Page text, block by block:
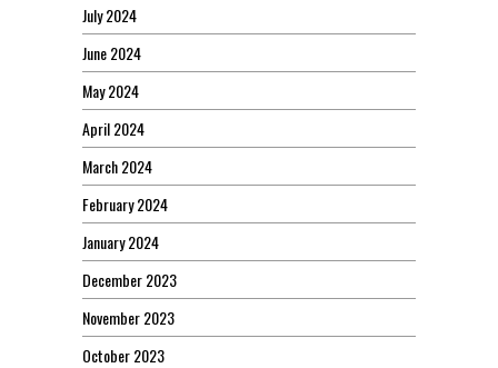
July 2024
June 2024
May 2024
April 2024
March 2024
February 2024
January 2024
December 2023
November 2023
October 2023